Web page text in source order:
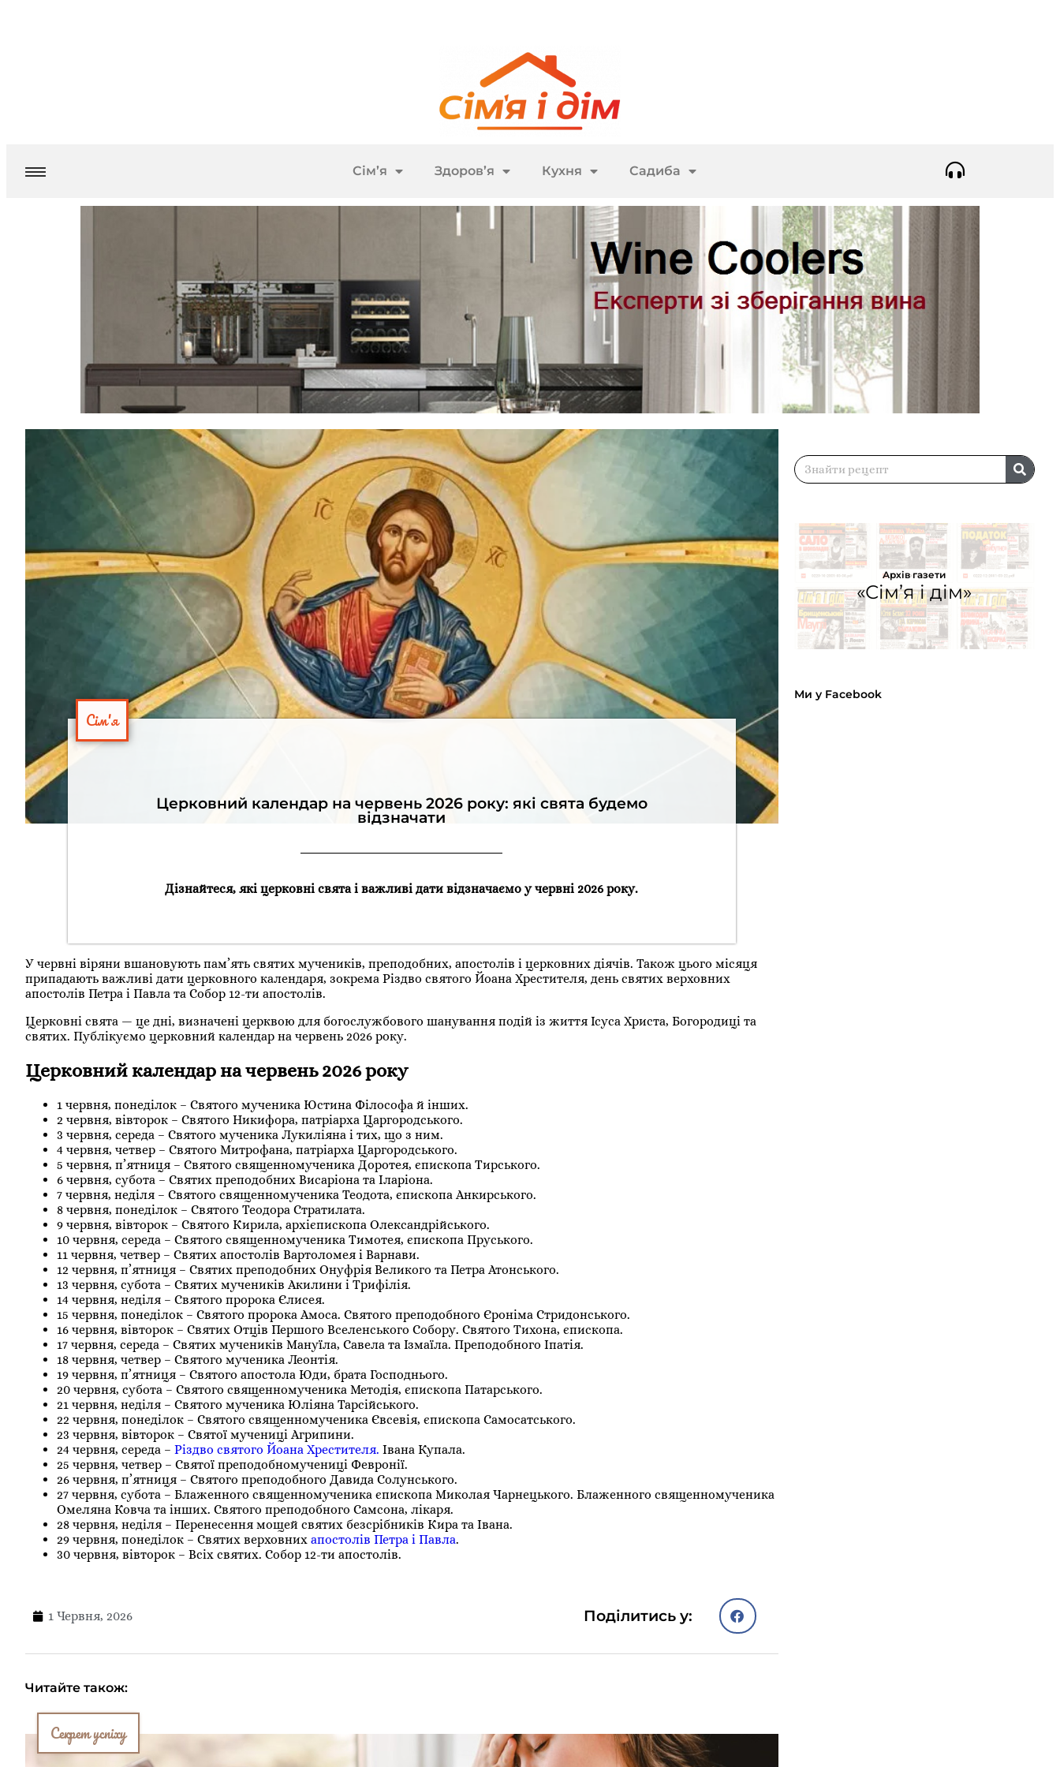
Сім’я Здоров’я Кухня Садиба
Сім'я
Церковний календар на червень 2026 року: які свята будемо
відзначати
Дізнайтеся, які церковні свята і важливі дати відзначаємо у червні 2026 року.
У червні віряни вшановують пам’ять святих мучеників, преподобних, апостолів і церковних діячів. Також цього місяця
припадають важливі дати церковного календаря, зокрема Різдво святого Йоана Хрестителя, день святих верховних
апостолів Петра і Павла та Собор 12-ти апостолів.
Церковні свята — це дні, визначені церквою для богослужбового шанування подій із життя Ісуса Христа, Богородиці та
святих. Публікуємо церковний календар на червень 2026 року.
Церковний календар на червень 2026 року
1 червня, понеділок – Святого мученика Юстина Філософа й інших.
2 червня, вівторок – Святого Никифора, патріарха Царгородського.
3 червня, середа – Святого мученика Лукиліяна і тих, що з ним.
4 червня, четвер – Святого Митрофана, патріарха Царгородського.
5 червня, п’ятниця – Святого священномученика Доротея, єпископа Тирського.
6 червня, субота – Святих преподобних Висаріона та Іларіона.
7 червня, неділя – Святого священномученика Теодота, єпископа Анкирського.
8 червня, понеділок – Святого Теодора Стратилата.
9 червня, вівторок – Святого Кирила, архієпископа Олександрійського.
10 червня, середа – Святого священномученика Тимотея, єпископа Пруського.
11 червня, четвер – Святих апостолів Вартоломея і Варнави.
12 червня, п’ятниця – Святих преподобних Онуфрія Великого та Петра Атонського.
13 червня, субота – Святих мучеників Акилини і Трифілія.
14 червня, неділя – Святого пророка Єлисея.
15 червня, понеділок – Святого пророка Амоса. Святого преподобного Єроніма Стридонського.
16 червня, вівторок – Святих Отців Першого Вселенського Собору. Святого Тихона, єпископа.
17 червня, середа – Святих мучеників Мануїла, Савела та Ізмаїла. Преподобного Іпатія.
18 червня, четвер – Святого мученика Леонтія.
19 червня, п’ятниця – Святого апостола Юди, брата Господнього.
20 червня, субота – Святого священномученика Методія, єпископа Патарського.
21 червня, неділя – Святого мученика Юліяна Тарсійського.
22 червня, понеділок – Святого священномученика Євсевія, єпископа Самосатського.
23 червня, вівторок – Святої мучениці Агрипини.
24 червня, середа – Різдво святого Йоана Хрестителя. Івана Купала.
25 червня, четвер – Святої преподобномучениці Февронії.
26 червня, п’ятниця – Святого преподобного Давида Солунського.
27 червня, субота – Блаженного священномученика єпископа Миколая Чарнецького. Блаженного священномученика
Омеляна Ковча та інших. Святого преподобного Самсона, лікаря.
28 червня, неділя – Перенесення мощей святих безсрібників Кира та Івана.
29 червня, понеділок – Святих верховних апостолів Петра і Павла.
30 червня, вівторок – Всіх святих. Собор 12-ти апостолів.
1 Червня, 2026 Поділитись у:
Читайте також:
Секрет успіху
Архів газети
«Сім’я і дім»
Ми у Facebook